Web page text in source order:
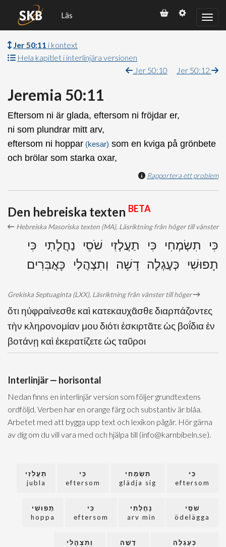
Läs
Jer 50:11 i kontext
Hela kapitlet i interlinjära versionen
Jer 50:10
Jer 50:12
Jeremia 50:11
Eftersom ni är glada, eftersom ni fröjdar er,
ni som plundrar mitt arv,
eftersom ni hoppar (kesar) som en kviga på grönbete
och brölar som starka oxar,
Rapportera ett problem
Den hebreiska texten BETA
Hebreiska Masoriska texten (MA), Läsriktning från höger till vänster
כִּי תִשְׂמְחִי כִּי תַעֲלְזִי שֹׁסֵי נַחֲלָתִי כִּי
תָפוּשִׁי כְּעֶגְלָה דָשָׁה וְתִצְהֲלִי כָּאֲבִּרִים
Grekiska Septuaginta (LXX), Läsriktning från vänster till höger
ὅτι ηὐφραίνεσθε καὶ κατεκαυχᾶσθε διαρπάζοντες
τὴν κληρονομίαν μου διότι ἐσκιρτᾶτε ὡς βοΐδια ἐν
βοτάνῃ καὶ ἐκερατίζετε ὡς ταῦροι
Interlinjär — horisontal
Nedan finns en interlinjär version som följer grundtextens
ordföljd. Verben har en orange färg och substantiv är blåa.
Arbetet med att bygga upp text och lexikon pågår. Hör gärna
av dig om du vill vara med och hjälpa till (info@karnbibeln.se).
כִּי
eftersom
תִשְׂמְחִי
glädja sig
כִּי
eftersom
תַעֲלְזִי
jubla
שֹׁסֵי
ödelägga
נַחֲלָתִי
arv min
כִּי
eftersom
תָפוּשִׁי
hoppa
כְּעֶגְלָה
דָשָׁה
וְתִצְהֲלִי